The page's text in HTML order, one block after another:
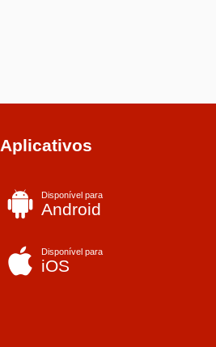
Aplicativos
Disponível para
Android
Disponível para
iOS